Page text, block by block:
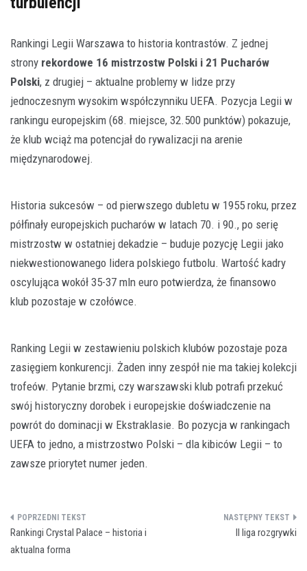
Rankingi Legii Warszawa to historia kontrastów. Z jednej
strony rekordowe 16 mistrzostw Polski i 21 Pucharów
Polski, z drugiej – aktualne problemy w lidze przy
jednoczesnym wysokim współczynniku UEFA. Pozycja Legii w
rankingu europejskim (68. miejsce, 32.500 punktów) pokazuje,
że klub wciąż ma potencjał do rywalizacji na arenie
międzynarodowej.
Historia sukcesów – od pierwszego dubletu w 1955 roku, przez
półfinały europejskich pucharów w latach 70. i 90., po serię
mistrzostw w ostatniej dekadzie – buduje pozycję Legii jako
niekwestionowanego lidera polskiego futbolu. Wartość kadry
oscylująca wokół 35-37 mln euro potwierdza, że finansowo
klub pozostaje w czołówce.
Ranking Legii w zestawieniu polskich klubów pozostaje poza
zasięgiem konkurencji. Żaden inny zespół nie ma takiej kolekcji
trofeów. Pytanie brzmi, czy warszawski klub potrafi przekuć
swój historyczny dorobek i europejskie doświadczenie na
powrót do dominacji w Ekstraklasie. Bo pozycja w rankingach
UEFA to jedno, a mistrzostwo Polski – dla kibiców Legii – to
zawsze priorytet numer jeden.
Nawigacja
wpisu
Rankingi Crystal Palace – historia i
aktualna forma
II liga rozgrywki